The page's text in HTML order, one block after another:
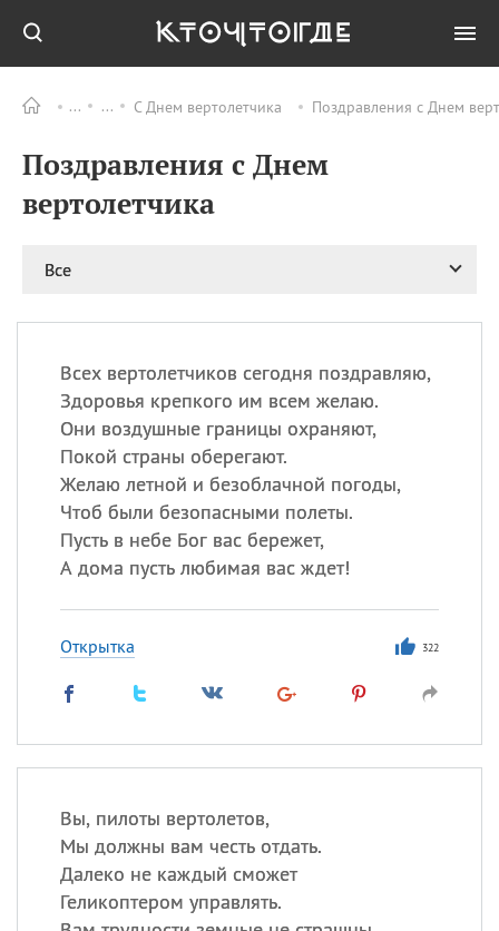
С Днем вертолетчика Поздравления с Днем
Поздравления с Днем
вертолетчика
Все
Всех вертолетчиков сегодня поздравляю,
Здоровья крепкого им всем желаю.
Они воздушные границы охраняют,
Покой страны оберегают.
Желаю летной и безоблачной погоды,
Чтоб были безопасными полеты.
Пусть в небе Бог вас бережет,
А дома пусть любимая вас ждет!
Открытка 322
Вы, пилоты вертолетов,
Мы должны вам честь отдать.
Далеко не каждый сможет
Геликоптером управлять.
ПРАЗДНИКИ Все
06.08 Преображение
Романа и Давида
мучеников
маяка
07.08
Годовщина битвы при
Бояка
ИМЕНА
Сегодня празднуют именины
Еще
Посмотреть значение
происхождение